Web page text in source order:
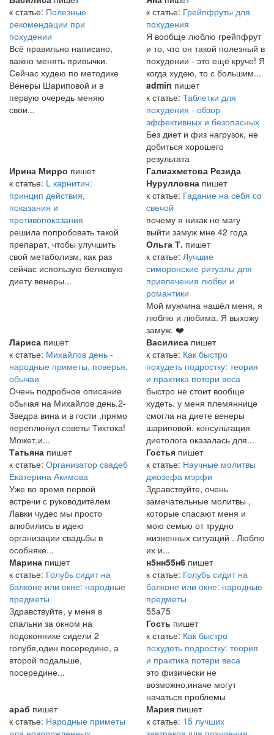
к статье: Полезные
рекомендации при
похудении
Всё правильно написано,
важно менять привычки.
Сейчас худею по методике
Венеры Шариповой и в
первую очередь меняю
свои...
к статье: Грейпфруты для
похудения
Я вообще люблю грейпфрут
и то, что он такой полезный в
похудении - это ещё круче! Я
когда худею, то с большим...
admin пишет
к статье: Таблетки для
похудения - обзор
эффективных и безопасных
Без диет и физ нагрузок, не
добиться хорошего
результата
Ирина Мирро пишет
к статье: L карнитин:
принцип действия,
показания и
противопоказания
решила попробовать такой
препарат, чтобы улучшить
свой метаболизм, как раз
сейчас использую белковую
диету венеры...
Галиахметова Резида
Нурулловна пишет
к статье: Гадание на себя со
свечой
почему я никак не магу
выйти замуж мне 42 года
Ольга Т. пишет
к статье: Лучшие
симоронские ритуалы для
привлечения любви и
романтики
Мой мужчина нашёл меня, я
люблю и любима. Я выхожу
замуж. ❤️
Лариса пишет
к статье: Михайлов день -
народные приметы, поверья,
обычаи
Очень подробное описание
обычая на Михайлов день.2-
3ведра вина и в гости ,прямо
переплюнул советы Тиктока!
Может,и...
Василиса пишет
к статье: Как быстро
похудеть подростку: теория
и практика потери веса
быстро не стоит вообще
худеть. у меня племяннице
смогла на диете венеры
шариповой. консультация
диетолога оказалась для...
Татьяна пишет
к статье: Организатор свадеб
Екатерина Акимова
Уже во время первой
встречи с руководителем
Лавки чудес мы просто
влюбились в идею
организации свадьбы в
особняке...
Гостья пишет
к статье: Научные молитвы
джозефа мэрфи
Здравствуйте, очень
замечательные молитвы ,
которые спасают меня и
мою семью от трудно
жизненных ситуаций . Люблю
их и...
Марина пишет
к статье: Голубь сидит на
балконе или окне: народные
предметы
Здравствуйте, у меня в
спальни за окном на
подоконнике сидели 2
голубя,один посередине, а
второй подальше,
посередине...
н5нн55н6 пишет
к статье: Голубь сидит на
балконе или окне: народные
предметы
55а75
Гость пишет
к статье: Как быстро
похудеть подростку: теория
и практика потери веса
это физически не
возможно,иначе могут
начаться проблемы
араб пишет
к статье: Народные приметы
Мария пишет
к статье: 15 лучших